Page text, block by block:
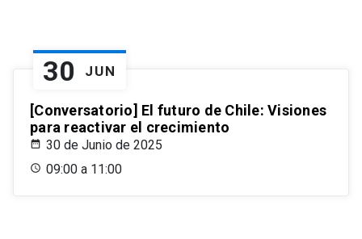
30 JUN
[Conversatorio] El futuro de Chile: Visiones
para reactivar el crecimiento
30 de Junio de 2025
09:00 a 11:00